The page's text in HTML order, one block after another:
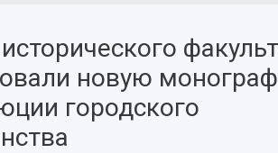
новую
городского